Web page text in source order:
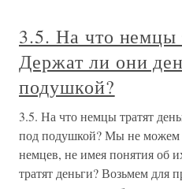
3.5. На что немцы
Держат ли они
подушкой?
3.5. На что немцы тратят
под подушкой? Мы не можем
немцев, не имея понятия об
тратят деньги? Возьмем